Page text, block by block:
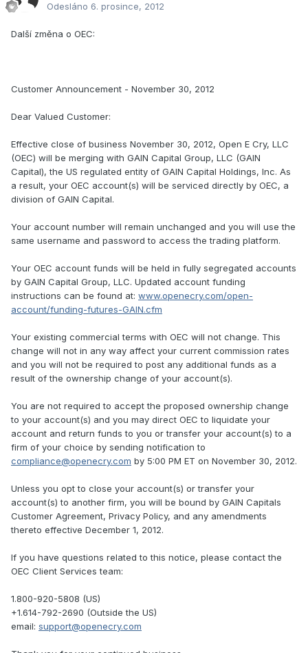
Odesláno 6. prosince, 2012
Další změna o OEC:
Customer Announcement - November 30, 2012
Dear Valued Customer:
Effective close of business November 30, 2012, Open E Cry, LLC
(OEC) will be merging with GAIN Capital Group, LLC (GAIN
Capital), the US regulated entity of GAIN Capital Holdings, Inc. As
a result, your OEC account(s) will be serviced directly by OEC, a
division of GAIN Capital.
Your account number will remain unchanged and you will use the
same username and password to access the trading platform.
Your OEC account funds will be held in fully segregated accounts
by GAIN Capital Group, LLC. Updated account funding
instructions can be found at: www.openecry.com/open-
account/funding-futures-GAIN.cfm
Your existing commercial terms with OEC will not change. This
change will not in any way affect your current commission rates
and you will not be required to post any additional funds as a
result of the ownership change of your account(s).
You are not required to accept the proposed ownership change
to your account(s) and you may direct OEC to liquidate your
account and return funds to you or transfer your account(s) to a
firm of your choice by sending notification to
compliance@openecry.com by 5:00 PM ET on November 30, 2012.
Unless you opt to close your account(s) or transfer your
account(s) to another firm, you will be bound by GAIN Capitals
Customer Agreement, Privacy Policy, and any amendments
thereto effective December 1, 2012.
If you have questions related to this notice, please contact the
OEC Client Services team:
1.800-920-5808 (US)
+1.614-792-2690 (Outside the US)
email: support@openecry.com